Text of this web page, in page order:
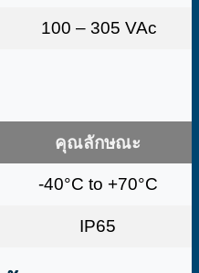
100 – 305 VAc
คุณลักษณะ
-40°C to +70°C
IP65